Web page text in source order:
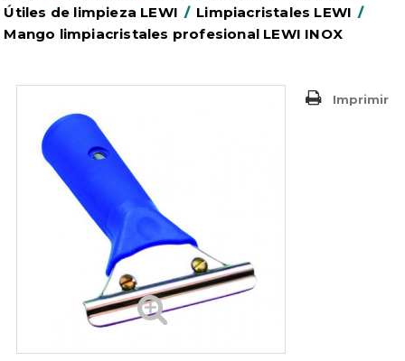
Útiles de limpieza LEWI / Limpiacristales LEWI /
Mango limpiacristales profesional LEWI INOX
Imprimir